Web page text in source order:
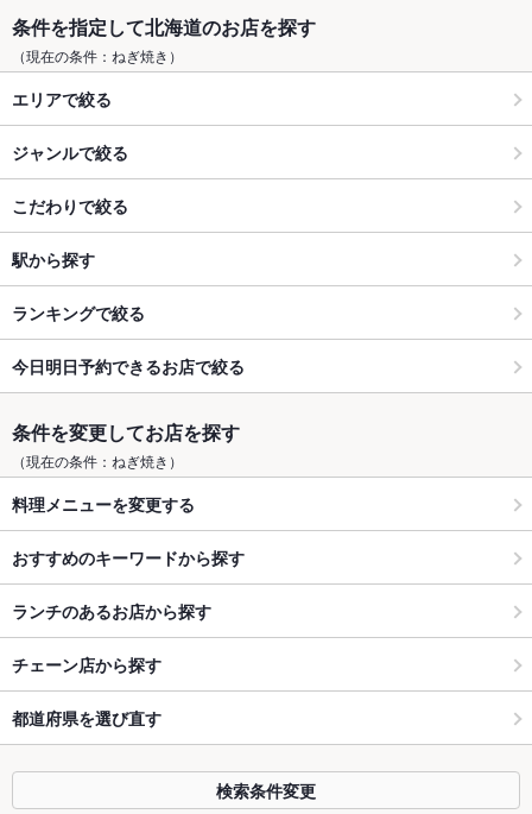
条件を指定して北海道のお店を探す
（現在の条件：ねぎ焼き）
エリアで絞る
ジャンルで絞る
こだわりで絞る
駅から探す
ランキングで絞る
今日明日予約できるお店で絞る
条件を変更してお店を探す
（現在の条件：ねぎ焼き）
料理メニューを変更する
おすすめのキーワードから探す
ランチのあるお店から探す
チェーン店から探す
都道府県を選び直す
検索条件変更